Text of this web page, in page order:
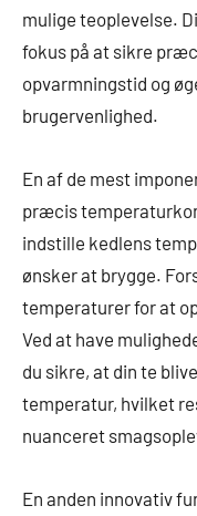
mulige teoplevelse.
fokus på at sikre
opvarmningstid og
brugervenlighed.
En af de mest
præcis
indstille kedlens
ønsker at brygge.
temperaturer for at
Ved at have
du sikre, at din te
temperatur, hvilket
nuanceret
En anden innovativ